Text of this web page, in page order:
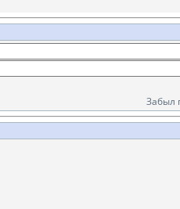
Забыл